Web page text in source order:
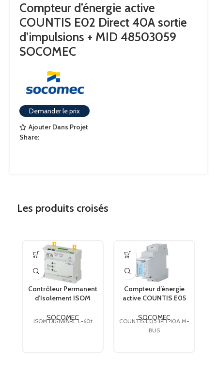
IGCC
DISCOUNT POLICY LABEL
PAYS D'ORIGINE
CONFORMITÉ AUX NORMES
Compteur d’énergie active
COUNTIS E02 Direct 40A sortie
d’impulsions + MID 48503059
SOCOMEC
Demander le prix
Ajouter Dans Projet
Share:
Les produits croisés
Contrôleur Permanent
d’Isolement ISOM
tropicalisée 47290111
SOCOMEC
SOCOMEC
ISOM DIGIWARE L-60t
Compteur d’énergie
active COUNTIS E05
M-BUS 48503041
SOCOMEC
SOCOMEC
COUNTIS E05 1PH 40A M-
BUS